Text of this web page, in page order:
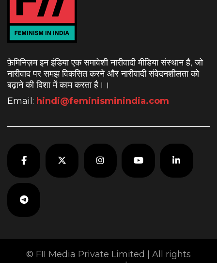
फ़ेमिनिज़म इन इंडिया एक समावेशी नारीवादी मीडिया संस्थान है, जो
नारीवाद पर समझ विकसित करने और नारीवादी संवेदनशीलता को
बढ़ाने की दिशा में काम करता है। ।
Email: hindi@feminisminindia.com
© FII Media Private Limited | All rights